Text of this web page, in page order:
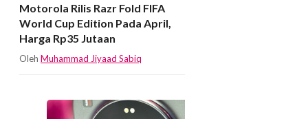
Motorola Rilis Razr Fold FIFA
World Cup Edition Pada April,
Harga Rp35 Jutaan
Oleh Muhammad Jiyaad Sabiq